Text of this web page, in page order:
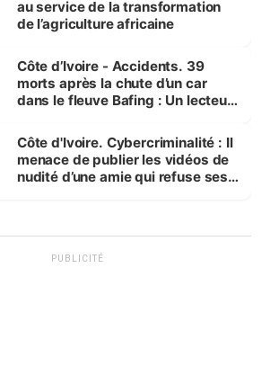
au service de la transformation
de l’agriculture africaine
Côte d’Ivoire - Accidents. 39
morts après la chute d’un car
dans le fleuve Bafing : Un lecteur
des Transports
Côte d'Ivoire. Cybercriminalité : Il
menace de publier les vidéos de
nudité d’une amie qui refuse ses
PUBLICITÉ